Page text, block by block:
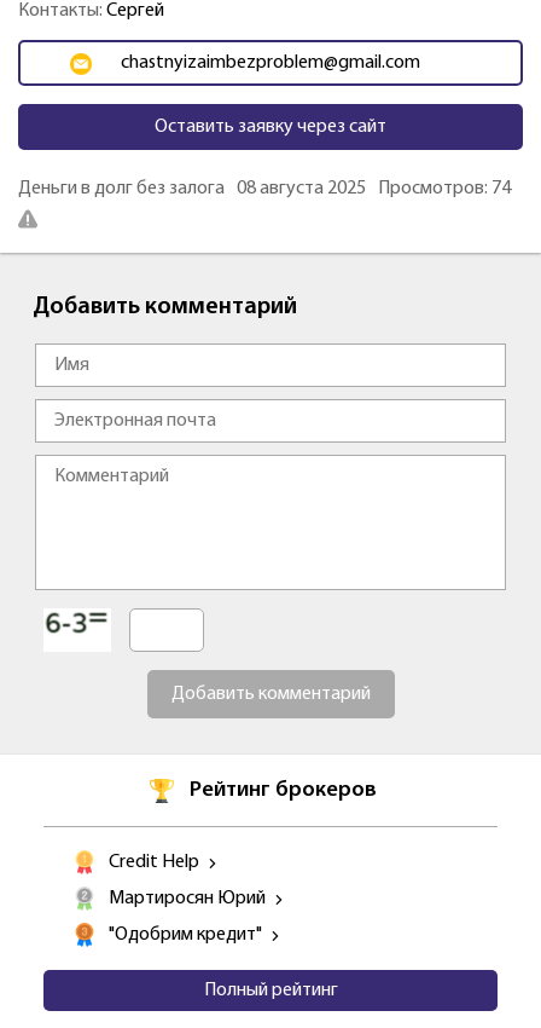
Контакты: Сергей
chastnyizaimbezproblem@gmail.com
Оставить заявку через сайт
Деньги в долг без залога 08 августа 2025 Просмотров: 74
Добавить комментарий
Добавить комментарий
Рейтинг брокеров
Credit Help
Мартиросян Юрий
"Одобрим кредит"
Полный рейтинг